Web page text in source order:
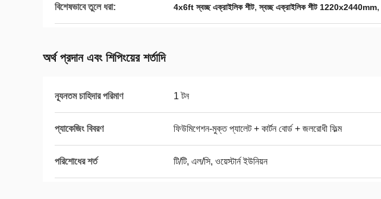
বিশেষভাবে তুলে ধরা: 4x6ft স্বচ্ছ এক্রাইলিক শীট,স্বচ্ছ এক্রাইলিক শীট 1220x2440mm,
অর্থ প্রদান এবং শিপিংয়ের শর্তাদি
ন্যূনতম চাহিদার পরিমাণ 1 টন
প্যাকেজিং বিবরণ ফিউমিগেশন-মুক্ত প্যালেট + কার্টন বোর্ড + জলরোধী ফিল্ম
পরিশোধের শর্ত টি/টি, এল/সি, ওয়েস্টার্ন ইউনিয়ন